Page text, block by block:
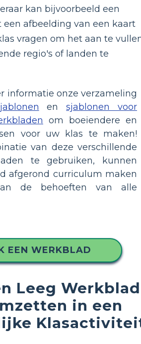
kan bijvoorbeeld een
afbeelding van een kaart
vragen om het aan te
regio's of landen te
informatie onze verzameling
ensjablonen voor
om boeiendere en
voor uw klas te maken!
van deze verschillende
te gebruiken, kunnen
afgerond curriculum maken
de behoeften van alle
EEN WERKBLAD
Leeg Werkblad
in een